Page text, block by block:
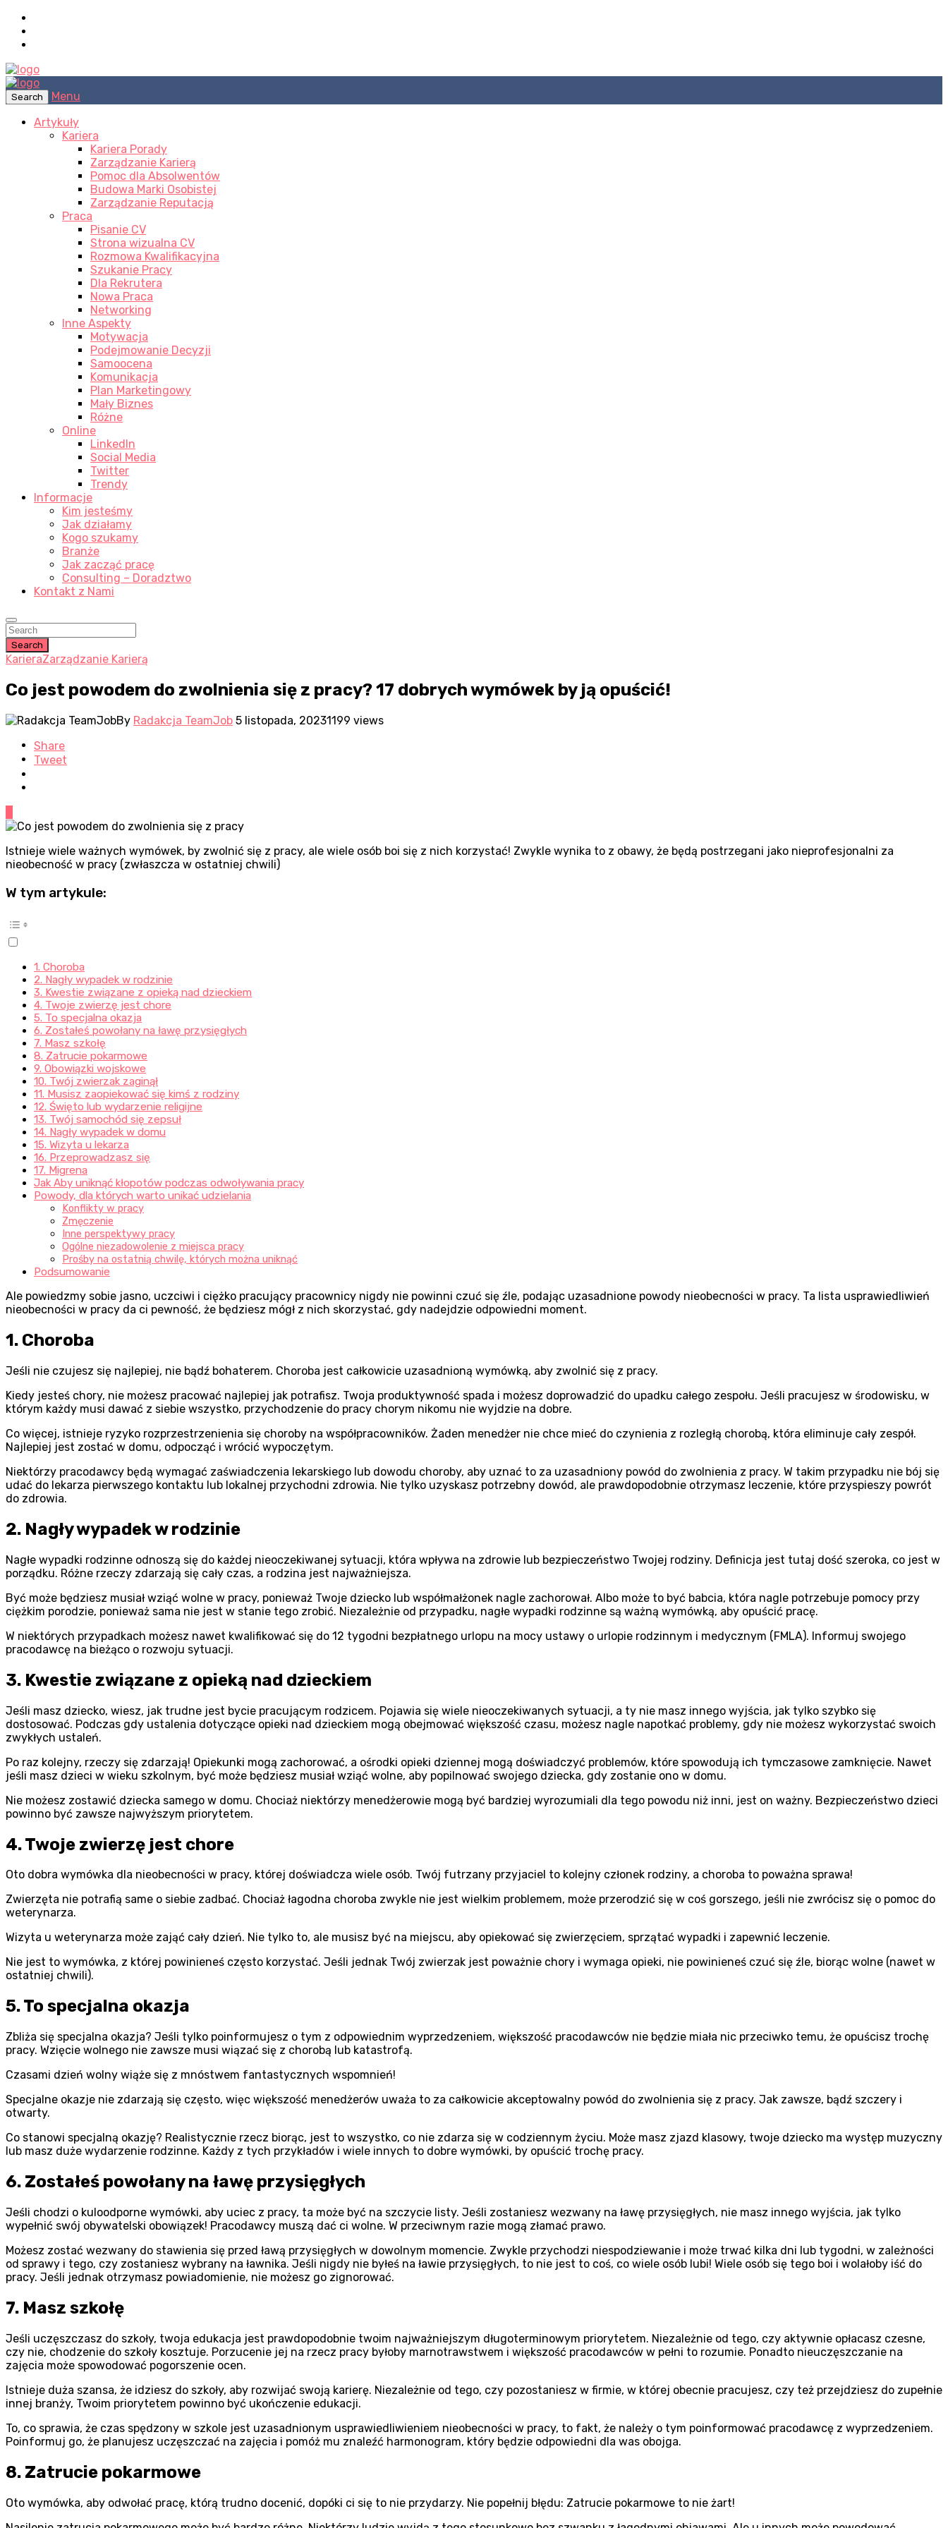
Search
Menu
Artykuły
Kariera
Kariera Porady
Zarządzanie Karierą
Pomoc dla Absolwentów
Budowa Marki Osobistej
Zarządzanie Reputacją
Praca
Pisanie CV
Strona wizualna CV
Rozmowa Kwalifikacyjna
Szukanie Pracy
Dla Rekrutera
Nowa Praca
Networking
Inne Aspekty
Motywacja
Podejmowanie Decyzji
Samoocena
Komunikacja
Plan Marketingowy
Mały Biznes
Różne
Online
LinkedIn
Social Media
Twitter
Trendy
Informacje
Kim jesteśmy
Jak działamy
Kogo szukamy
Branże
Jak zacząć pracę
Consulting – Doradztwo
Kontakt z Nami
Search
KarieraZarządzanie Karierą
Co jest powodem do zwolnienia się z pracy? 17 dobrych wymówek by ją opuścić!
By Radakcja TeamJob 5 listopada, 20231199 views
Share
Tweet
Istnieje wiele ważnych wymówek, by zwolnić się z pracy, ale wiele osób boi się z nich korzystać! Zwykle wynika to z obawy, że będą postrzegani jako nieprofesjonalni za
nieobecność w pracy (zwłaszcza w ostatniej chwili)
W tym artykule:
1. Choroba
2. Nagły wypadek w rodzinie
3. Kwestie związane z opieką nad dzieckiem
4. Twoje zwierzę jest chore
5. To specjalna okazja
6. Zostałeś powołany na ławę przysięgłych
7. Masz szkołę
8. Zatrucie pokarmowe
9. Obowiązki wojskowe
10. Twój zwierzak zaginął
11. Musisz zaopiekować się kimś z rodziny
12. Święto lub wydarzenie religijne
13. Twój samochód się zepsuł
14. Nagły wypadek w domu
15. Wizyta u lekarza
16. Przeprowadzasz się
17. Migrena
Jak Aby uniknąć kłopotów podczas odwoływania pracy
Powody, dla których warto unikać udzielania
Konflikty w pracy
Zmęczenie
Inne perspektywy pracy
Ogólne niezadowolenie z miejsca pracy
Prośby na ostatnią chwilę, których można uniknąć
Podsumowanie
Ale powiedzmy sobie jasno, uczciwi i ciężko pracujący pracownicy nigdy nie powinni czuć się źle, podając uzasadnione powody nieobecności w pracy. Ta lista usprawiedliwień
nieobecności w pracy da ci pewność, że będziesz mógł z nich skorzystać, gdy nadejdzie odpowiedni moment.
1. Choroba
Jeśli nie czujesz się najlepiej, nie bądź bohaterem. Choroba jest całkowicie uzasadnioną wymówką, aby zwolnić się z pracy.
Kiedy jesteś chory, nie możesz pracować najlepiej jak potrafisz. Twoja produktywność spada i możesz doprowadzić do upadku całego zespołu. Jeśli pracujesz w środowisku, w
którym każdy musi dawać z siebie wszystko, przychodzenie do pracy chorym nikomu nie wyjdzie na dobre.
Co więcej, istnieje ryzyko rozprzestrzenienia się choroby na współpracowników. Żaden menedżer nie chce mieć do czynienia z rozległą chorobą, która eliminuje cały zespół.
Najlepiej jest zostać w domu, odpocząć i wrócić wypoczętym.
Niektórzy pracodawcy będą wymagać zaświadczenia lekarskiego lub dowodu choroby, aby uznać to za uzasadniony powód do zwolnienia z pracy. W takim przypadku nie bój się
udać do lekarza pierwszego kontaktu lub lokalnej przychodni zdrowia. Nie tylko uzyskasz potrzebny dowód, ale prawdopodobnie otrzymasz leczenie, które przyspieszy powrót
do zdrowia.
2. Nagły wypadek w rodzinie
Nagłe wypadki rodzinne odnoszą się do każdej nieoczekiwanej sytuacji, która wpływa na zdrowie lub bezpieczeństwo Twojej rodziny. Definicja jest tutaj dość szeroka, co jest w
porządku. Różne rzeczy zdarzają się cały czas, a rodzina jest najważniejsza.
Być może będziesz musiał wziąć wolne w pracy, ponieważ Twoje dziecko lub współmałżonek nagle zachorował. Albo może to być babcia, która nagle potrzebuje pomocy przy
ciężkim porodzie, ponieważ sama nie jest w stanie tego zrobić. Niezależnie od przypadku, nagłe wypadki rodzinne są ważną wymówką, aby opuścić pracę.
W niektórych przypadkach możesz nawet kwalifikować się do 12 tygodni bezpłatnego urlopu na mocy ustawy o urlopie rodzinnym i medycznym (FMLA). Informuj swojego
pracodawcę na bieżąco o rozwoju sytuacji.
3. Kwestie związane z opieką nad dzieckiem
Jeśli masz dziecko, wiesz, jak trudne jest bycie pracującym rodzicem. Pojawia się wiele nieoczekiwanych sytuacji, a ty nie masz innego wyjścia, jak tylko szybko się
dostosować. Podczas gdy ustalenia dotyczące opieki nad dzieckiem mogą obejmować większość czasu, możesz nagle napotkać problemy, gdy nie możesz wykorzystać swoich
zwykłych ustaleń.
Po raz kolejny, rzeczy się zdarzają! Opiekunki mogą zachorować, a ośrodki opieki dziennej mogą doświadczyć problemów, które spowodują ich tymczasowe zamknięcie. Nawet
jeśli masz dzieci w wieku szkolnym, być może będziesz musiał wziąć wolne, aby popilnować swojego dziecka, gdy zostanie ono w domu.
Nie możesz zostawić dziecka samego w domu. Chociaż niektórzy menedżerowie mogą być bardziej wyrozumiali dla tego powodu niż inni, jest on ważny. Bezpieczeństwo dzieci
powinno być zawsze najwyższym priorytetem.
4. Twoje zwierzę jest chore
Oto dobra wymówka dla nieobecności w pracy, której doświadcza wiele osób. Twój futrzany przyjaciel to kolejny członek rodziny, a choroba to poważna sprawa!
Zwierzęta nie potrafią same o siebie zadbać. Chociaż łagodna choroba zwykle nie jest wielkim problemem, może przerodzić się w coś gorszego, jeśli nie zwrócisz się o pomoc do
weterynarza.
Wizyta u weterynarza może zająć cały dzień. Nie tylko to, ale musisz być na miejscu, aby opiekować się zwierzęciem, sprzątać wypadki i zapewnić leczenie.
Nie jest to wymówka, z której powinieneś często korzystać. Jeśli jednak Twój zwierzak jest poważnie chory i wymaga opieki, nie powinieneś czuć się źle, biorąc wolne (nawet w
ostatniej chwili).
5. To specjalna okazja
Zbliża się specjalna okazja? Jeśli tylko poinformujesz o tym z odpowiednim wyprzedzeniem, większość pracodawców nie będzie miała nic przeciwko temu, że opuścisz trochę
pracy. Wzięcie wolnego nie zawsze musi wiązać się z chorobą lub katastrofą.
Czasami dzień wolny wiąże się z mnóstwem fantastycznych wspomnień!
Specjalne okazje nie zdarzają się często, więc większość menedżerów uważa to za całkowicie akceptowalny powód do zwolnienia się z pracy. Jak zawsze, bądź szczery i
otwarty.
Co stanowi specjalną okazję? Realistycznie rzecz biorąc, jest to wszystko, co nie zdarza się w codziennym życiu. Może masz zjazd klasowy, twoje dziecko ma występ muzyczny
lub masz duże wydarzenie rodzinne. Każdy z tych przykładów i wiele innych to dobre wymówki, by opuścić trochę pracy.
6. Zostałeś powołany na ławę przysięgłych
Jeśli chodzi o kuloodporne wymówki, aby uciec z pracy, ta może być na szczycie listy. Jeśli zostaniesz wezwany na ławę przysięgłych, nie masz innego wyjścia, jak tylko
wypełnić swój obywatelski obowiązek! Pracodawcy muszą dać ci wolne. W przeciwnym razie mogą złamać prawo.
Możesz zostać wezwany do stawienia się przed ławą przysięgłych w dowolnym momencie. Zwykle przychodzi niespodziewanie i może trwać kilka dni lub tygodni, w zależności
od sprawy i tego, czy zostaniesz wybrany na ławnika. Jeśli nigdy nie byłeś na ławie przysięgłych, to nie jest to coś, co wiele osób lubi! Wiele osób się tego boi i wolałoby iść do
pracy. Jeśli jednak otrzymasz powiadomienie, nie możesz go zignorować.
7. Masz szkołę
Jeśli uczęszczasz do szkoły, twoja edukacja jest prawdopodobnie twoim najważniejszym długoterminowym priorytetem. Niezależnie od tego, czy aktywnie opłacasz czesne,
czy nie, chodzenie do szkoły kosztuje. Porzucenie jej na rzecz pracy byłoby marnotrawstwem i większość pracodawców w pełni to rozumie. Ponadto nieuczęszczanie na
zajęcia może spowodować pogorszenie ocen.
Istnieje duża szansa, że idziesz do szkoły, aby rozwijać swoją karierę. Niezależnie od tego, czy pozostaniesz w firmie, w której obecnie pracujesz, czy też przejdziesz do zupełnie
innej branży, Twoim priorytetem powinno być ukończenie edukacji.
To, co sprawia, że czas spędzony w szkole jest uzasadnionym usprawiedliwieniem nieobecności w pracy, to fakt, że należy o tym poinformować pracodawcę z wyprzedzeniem.
Poinformuj go, że planujesz uczęszczać na zajęcia i pomóż mu znaleźć harmonogram, który będzie odpowiedni dla was obojga.
8. Zatrucie pokarmowe
Oto wymówka, aby odwołać pracę, którą trudno docenić, dopóki ci się to nie przydarzy. Nie popełnij błędu: Zatrucie pokarmowe to nie żart!